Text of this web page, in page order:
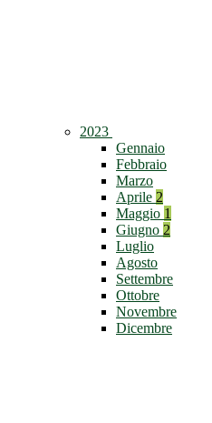
2023
Gennaio
Febbraio
Marzo
Aprile 2
Maggio 1
Giugno 2
Luglio
Agosto
Settembre
Ottobre
Novembre
Dicembre